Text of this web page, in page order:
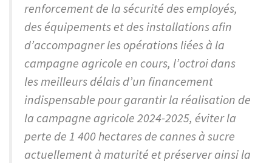
renforcement de la sécurité des employés,
des équipements et des installations afin
d’accompagner les opérations liées à la
campagne agricole en cours, l’octroi dans
les meilleurs délais d’un financement
indispensable pour garantir la réalisation de
la campagne agricole 2024-2025, éviter la
perte de 1 400 hectares de cannes à sucre
actuellement à maturité et préserver ainsi la